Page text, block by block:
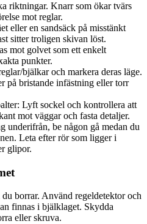
riktningar. Knarr som ökar tvärs
mot reglar.
eller en sandsäck på misstänkt
sitter troligen skivan löst.
mot golvet som ett enkelt
punkter.
bjälkar och markera deras läge.
på bristande infästning eller torr
Lyft sockel och kontrollera att
mot väggar och fasta detaljer.
underifrån, be någon gå medan du
Leta efter rör som ligger i
glipor.
borrar. Använd regeldetektor och
finnas i bjälklaget. Skydda
eller skruva.